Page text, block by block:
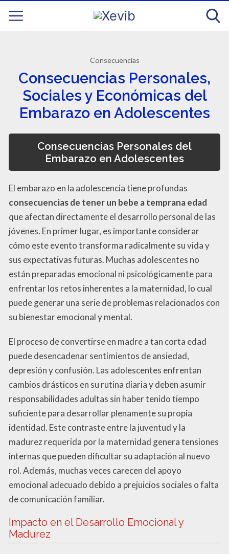
Consecuencias
Consecuencias Personales,
Sociales y Económicas del
Embarazo en Adolescentes
Consecuencias Personales del
Embarazo en Adolescentes
El embarazo en la adolescencia tiene profundas
consecuencias de tener un bebe a temprana edad
que afectan directamente el desarrollo personal de las
jóvenes. En primer lugar, es importante considerar
cómo este evento transforma radicalmente su vida y
sus expectativas futuras. Muchas adolescentes no
están preparadas emocional ni psicológicamente para
enfrentar los retos inherentes a la maternidad, lo cual
puede generar una serie de problemas relacionados con
su bienestar emocional y mental.
El proceso de convertirse en madre a tan corta edad
puede desencadenar sentimientos de ansiedad,
depresión y confusión. Las adolescentes enfrentan
cambios drásticos en su rutina diaria y deben asumir
responsabilidades adultas sin haber tenido tiempo
suficiente para desarrollar plenamente su propia
identidad. Este contraste entre la juventud y la
madurez requerida por la maternidad genera tensiones
internas que pueden dificultar su adaptación al nuevo
rol. Además, muchas veces carecen del apoyo
emocional adecuado debido a prejuicios sociales o falta
de comunicación familiar.
Impacto en el Desarrollo Emocional y
Madurez